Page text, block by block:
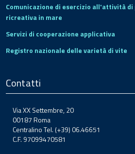
Comunicazione di esercizio all'attività di
ricreativa in mare
Servizi di cooperazione applicativa
Registro nazionale delle varietà di vite
Contatti
Via XX Settembre, 20
00187 Roma
Centralino Tel. (+39) 06.46651
C.F. 97099470581